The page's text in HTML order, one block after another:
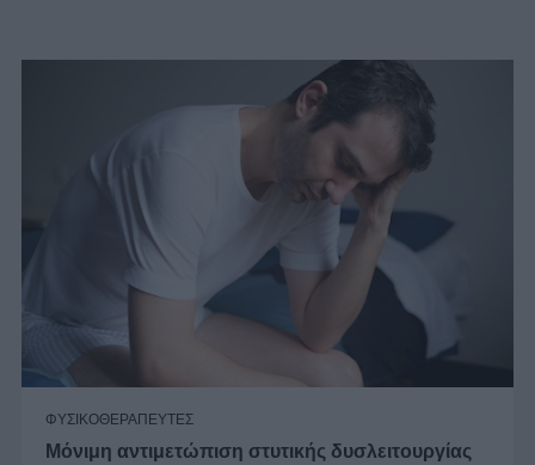
ΦΥΣΙΚΟΘΕΡΑΠΕΥΤΕΣ
Μόνιμη αντιμετώπιση στυτικής δυσλειτουργίας